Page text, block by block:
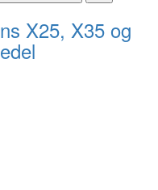
X25, X35 og